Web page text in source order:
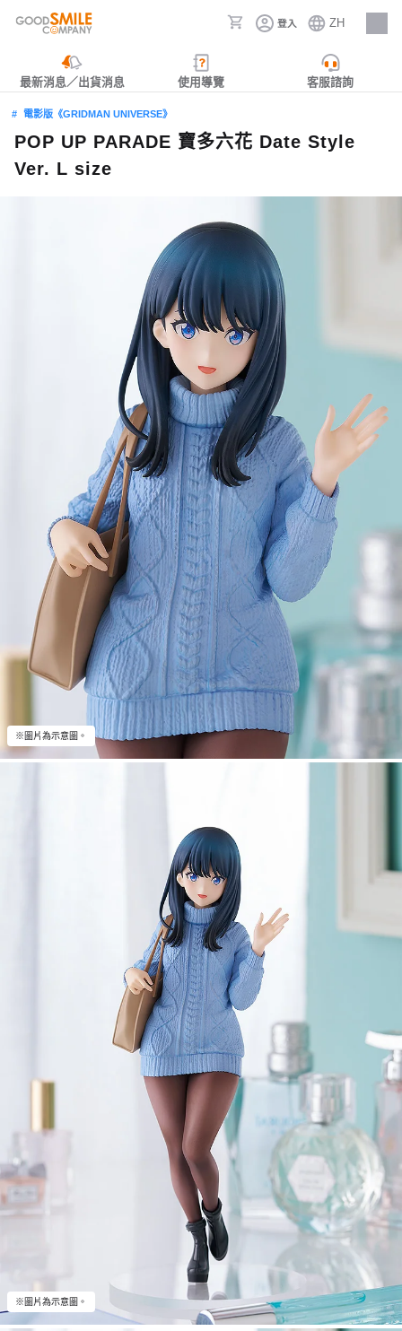
登入 ZH
人才招募
最新消息／出貨消息 使用導覽 客服諮詢
電影版《GRIDMAN UNIVERSE》
POP UP PARADE 寶多六花 Date Style
Ver. L size
※圖片為示意圖。
※圖片為示意圖。